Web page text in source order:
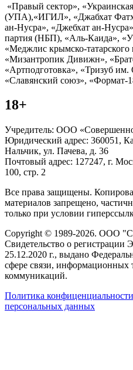
«Правый сектор»,
(УПА),«ИГИЛ», «Джабхат
ан-Нусра», «Джебхат ан-
партия (НБП), «Аль-Каида»,
«Меджлис крымско-
«Мизантропик Дивижн»,
«Артподготовка», «Тризуб
«Славянский союз», «Формат-
18+
Учредитель: ООО
Юридический адрес: 360051,
Нальчик, ул. Пачева, д. 36
Почтовый адрес: 127247, г.
100, стр. 2
Все права защищены.
материалов запрещено,
только при условии
Copyright © 1989-2026. ООО
Свидетельство о
25.12.2020 г., выдано
сфере связи, информационных
коммуникаций.
Политика конфиценциальности
персональных данных